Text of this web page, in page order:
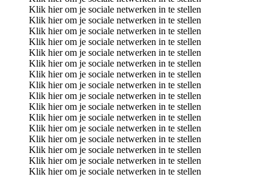
Klik hier om je sociale netwerken in te stellen
Klik hier om je sociale netwerken in te stellen
Klik hier om je sociale netwerken in te stellen
Klik hier om je sociale netwerken in te stellen
Klik hier om je sociale netwerken in te stellen
Klik hier om je sociale netwerken in te stellen
Klik hier om je sociale netwerken in te stellen
Klik hier om je sociale netwerken in te stellen
Klik hier om je sociale netwerken in te stellen
Klik hier om je sociale netwerken in te stellen
Klik hier om je sociale netwerken in te stellen
Klik hier om je sociale netwerken in te stellen
Klik hier om je sociale netwerken in te stellen
Klik hier om je sociale netwerken in te stellen
Klik hier om je sociale netwerken in te stellen
Klik hier om je sociale netwerken in te stellen